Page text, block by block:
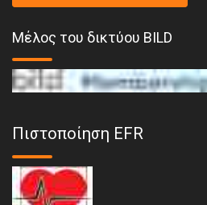
Μέλος του δικτύου BILD
Πιστοποίηση EFR